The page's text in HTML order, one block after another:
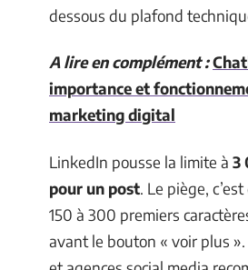
dessous du plafond
A lire en complément :
importance et
marketing digital
LinkedIn pousse la limite à 3
pour un post. Le piège,
150 à 300 premiers
avant le bouton « voir plus